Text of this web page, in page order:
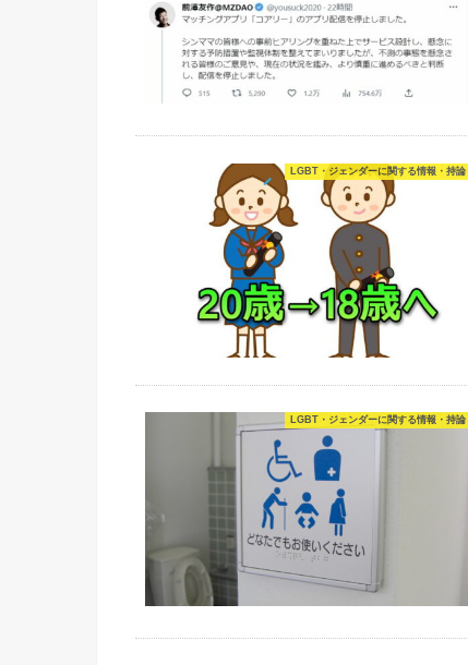
LGBT・ジェンダーに関する情報・持論
LGBT・ジェンダーに関する情報・持論